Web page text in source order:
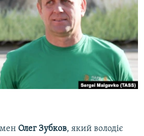
КРИМУ
Олег Зубков, який володіє